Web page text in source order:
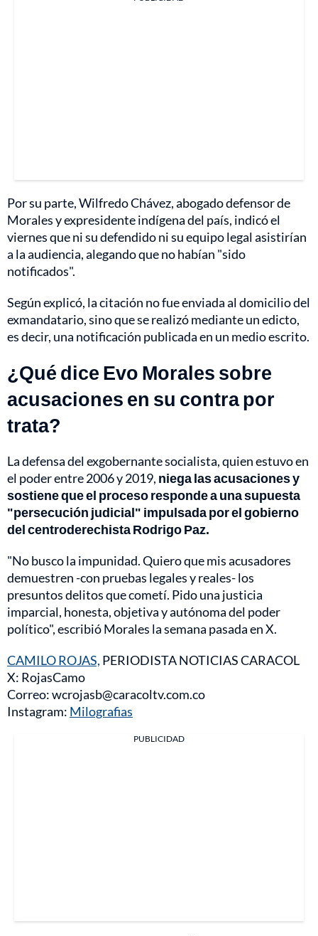
Por su parte, Wilfredo Chávez, abogado defensor de
Morales y expresidente indígena del país, indicó el
viernes que ni su defendido ni su equipo legal asistirían
a la audiencia, alegando que no habían "sido
notificados".
Según explicó, la citación no fue enviada al domicilio del
exmandatario, sino que se realizó mediante un edicto,
es decir, una notificación publicada en un medio escrito.
¿Qué dice Evo Morales sobre
acusaciones en su contra por
trata?
La defensa del exgobernante socialista, quien estuvo en
el poder entre 2006 y 2019, niega las acusaciones y
sostiene que el proceso responde a una supuesta
"persecución judicial" impulsada por el gobierno
del centroderechista Rodrigo Paz.
"No busco la impunidad. Quiero que mis acusadores
demuestren -con pruebas legales y reales- los
presuntos delitos que cometí. Pido una justicia
imparcial, honesta, objetiva y autónoma del poder
político", escribió Morales la semana pasada en X.
CAMILO ROJAS, PERIODISTA NOTICIAS CARACOL
X: RojasCamo
Correo: wcrojasb@caracoltv.com.co
Instagram: Milografias
PUBLICIDAD